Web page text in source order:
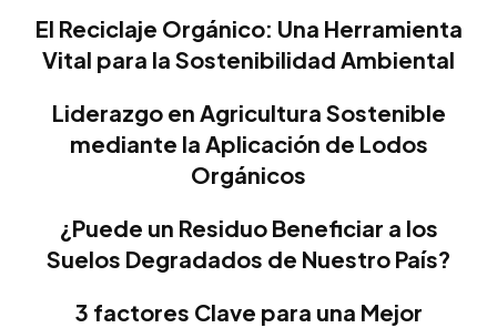
El Reciclaje Orgánico: Una Herramienta
Vital para la Sostenibilidad Ambiental
Liderazgo en Agricultura Sostenible
mediante la Aplicación de Lodos
Orgánicos
¿Puede un Residuo Beneficiar a los
Suelos Degradados de Nuestro País?
3 factores Clave para una Mejor